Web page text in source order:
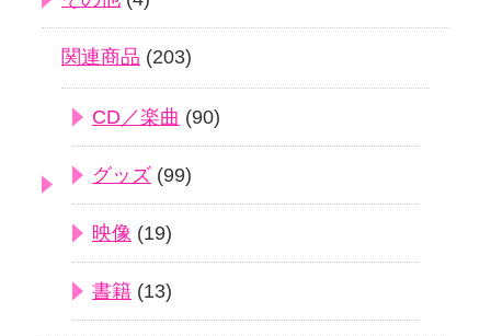
関連商品 (203)
CD／楽曲 (90)
グッズ (99)
映像 (19)
書籍 (13)